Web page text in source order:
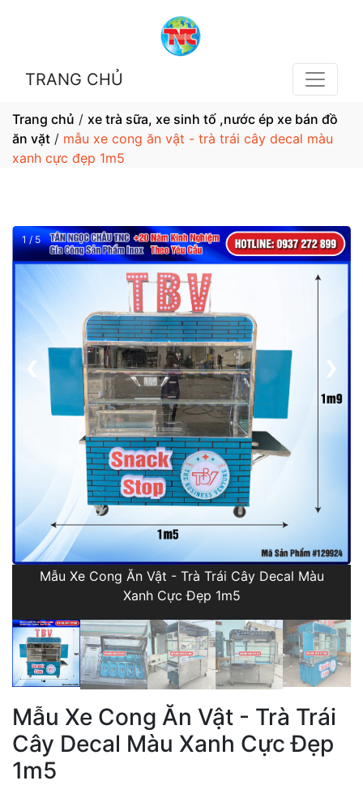
TRANG CHỦ
Trang chủ / xe trà sữa, xe sinh tố ,nước ép xe bán đồ
ăn vặt / mẫu xe cong ăn vật - trà trái cây decal màu
xanh cực đẹp 1m5
1 / 5
❮ ❯
Mẫu Xe Cong Ăn Vật - Trà Trái Cây Decal Màu
Xanh Cực Đẹp 1m5
Mẫu Xe Cong Ăn Vật - Trà Trái
Cây Decal Màu Xanh Cực Đẹp
1m5